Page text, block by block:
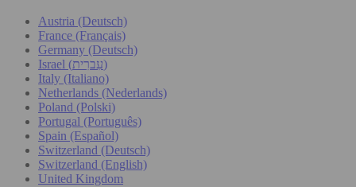
Austria (Deutsch)
France (Français)
Germany (Deutsch)
Israel (עִברִית)
Italy (Italiano)
Netherlands (Nederlands)
Poland (Polski)
Portugal (Português)
Spain (Español)
Switzerland (Deutsch)
Switzerland (English)
United Kingdom